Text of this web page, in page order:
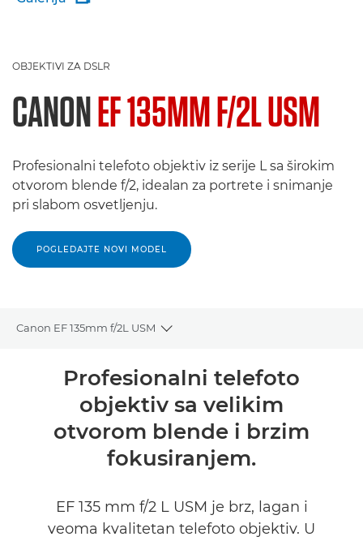
OBJEKTIVI ZA DSLR
CANONEF 135MM F/2L USM
Profesionalni telefoto objektiv iz serije L sa širokim
otvorom blende f/2, idealan za portrete i snimanje
pri slabom osvetljenju.
POGLEDAJTE NOVI MODEL
Canon EF 135mm f/2L USM
Toggle breadcrumbs
Specifikacije
Profesionalni telefoto
objektiv sa velikim
otvorom blende i brzim
fokusiranjem.
EF 135 mm f/2 L USM je brz, lagan i
veoma kvalitetan telefoto objektiv. U